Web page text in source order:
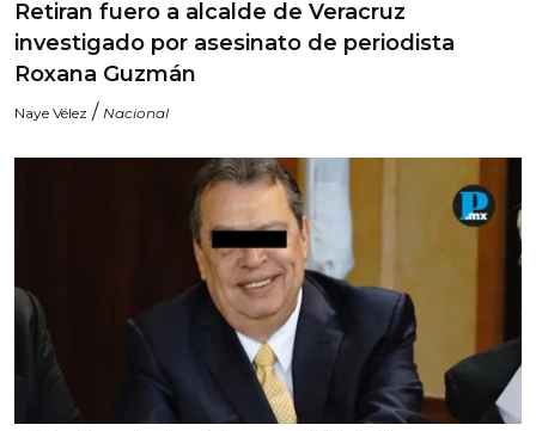
Retiran fuero a alcalde de Veracruz
investigado por asesinato de periodista
Roxana Guzmán
Naye Vélez / Nacional